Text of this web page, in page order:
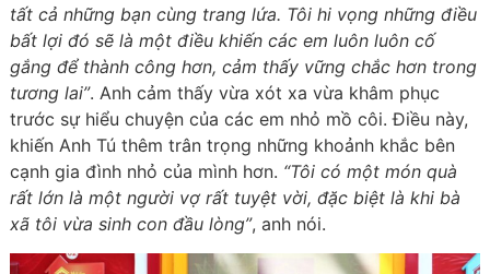
tất cả những bạn cùng trang lứa. Tôi hi vọng những điều
bất lợi đó sẽ là một điều khiến các em luôn luôn cố
gắng để thành công hơn, cảm thấy vững chắc hơn trong
tương lai”. Anh cảm thấy vừa xót xa vừa khâm phục
trước sự hiểu chuyện của các em nhỏ mồ côi. Điều này,
khiến Anh Tú thêm trân trọng những khoảnh khắc bên
cạnh gia đình nhỏ của mình hơn. “Tôi có một món quà
rất lớn là một người vợ rất tuyệt vời, đặc biệt là khi bà
xã tôi vừa sinh con đầu lòng”, anh nói.